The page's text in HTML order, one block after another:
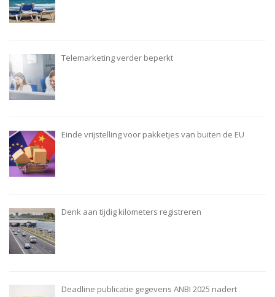
Telemarketing verder beperkt
Einde vrijstelling voor pakketjes van buiten de EU
Denk aan tijdig kilometers registreren
Deadline publicatie gegevens ANBI 2025 nadert